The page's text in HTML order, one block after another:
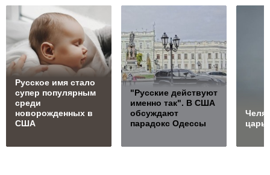
Русское имя стало
супер популярным
среди
новорожденных в
США
"Русские действуют
именно так". В США
обсуждают
парадокс Одессы